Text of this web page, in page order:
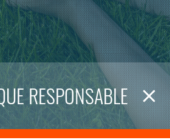
RESPONSABLE